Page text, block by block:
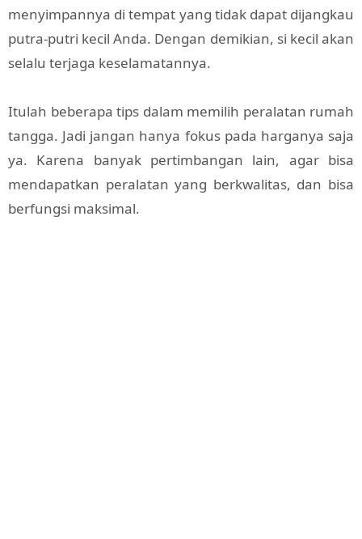
menyimpannya di tempat yang tidak dapat dijangkau
putra-putri kecil Anda. Dengan demikian, si kecil akan
selalu terjaga keselamatannya.
Itulah beberapa tips dalam memilih peralatan rumah
tangga. Jadi jangan hanya fokus pada harganya saja
ya. Karena banyak pertimbangan lain, agar bisa
mendapatkan peralatan yang berkwalitas, dan bisa
berfungsi maksimal.